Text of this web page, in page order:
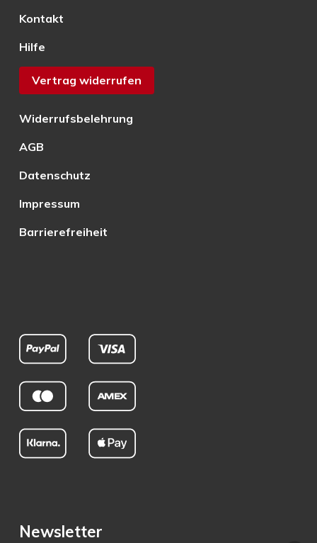
Kontakt
Hilfe
Vertrag widerrufen
Widerrufsbelehrung
AGB
Datenschutz
Impressum
Barrierefreiheit
Newsletter